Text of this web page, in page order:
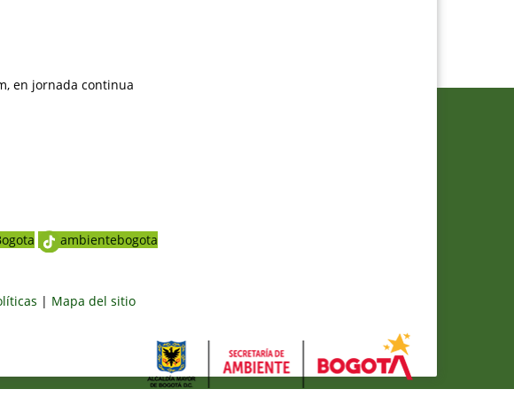
en jornada continua
ambientebogota
| Mapa del sitio